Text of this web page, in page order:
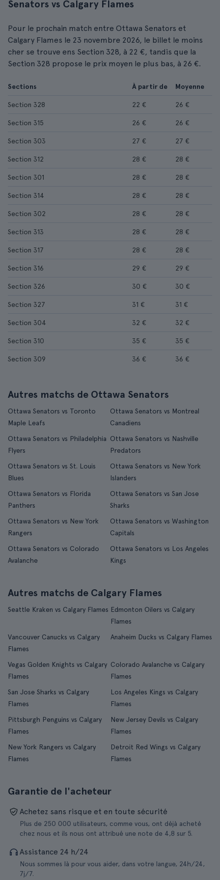
Senators vs Calgary Flames
Pour le prochain match entre Ottawa Senators et
Calgary Flames le 23 novembre 2026, le billet le moins
cher se trouve ens Section 328, à 22 €, tandis que la
Section 328 propose le prix moyen le plus bas, à 26 €.
Sections À partir de Moyenne
Section 328 22 € 26 €
Section 315 26 € 26 €
Section 303 27 € 27 €
Section 312 28 € 28 €
Section 301 28 € 28 €
Section 314 28 € 28 €
Section 302 28 € 28 €
Section 313 28 € 28 €
Section 317 28 € 28 €
Section 316 29 € 29 €
Section 326 30 € 30 €
Section 327 31 € 31 €
Section 304 32 € 32 €
Section 310 35 € 35 €
Section 309 36 € 36 €
Autres matchs de Ottawa Senators
Ottawa Senators vs Toronto
Maple Leafs
Ottawa Senators vs Montreal
Canadiens
Ottawa Senators vs Philadelphia
Flyers
Ottawa Senators vs Nashville
Predators
Ottawa Senators vs St. Louis
Blues
Ottawa Senators vs New York
Islanders
Ottawa Senators vs Florida
Panthers
Ottawa Senators vs San Jose
Sharks
Ottawa Senators vs New York
Rangers
Ottawa Senators vs Washington
Capitals
Ottawa Senators vs Colorado
Avalanche
Ottawa Senators vs Los Angeles
Kings
Autres matchs de Calgary Flames
Seattle Kraken vs Calgary Flames Edmonton Oilers vs Calgary
Flames
Vancouver Canucks vs Calgary
Flames
Anaheim Ducks vs Calgary Flames
Vegas Golden Knights vs Calgary
Flames
Colorado Avalanche vs Calgary
Flames
San Jose Sharks vs Calgary
Flames
Los Angeles Kings vs Calgary
Flames
Pittsburgh Penguins vs Calgary
Flames
New Jersey Devils vs Calgary
Flames
New York Rangers vs Calgary
Flames
Detroit Red Wings vs Calgary
Flames
Garantie de l'acheteur
Achetez sans risque et en toute sécurité
Plus de 250 000 utilisateurs, comme vous, ont déjà acheté
chez nous et ils nous ont attribué une note de 4,8 sur 5.
Assistance 24 h/24
Nous sommes là pour vous aider, dans votre langue, 24h/24,
7j/7.